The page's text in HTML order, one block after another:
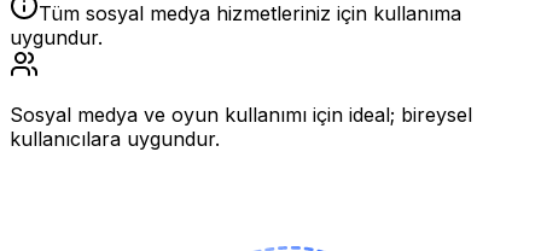
Tüm sosyal medya hizmetleriniz için kullanıma
uygundur.
Sosyal medya ve oyun kullanımı için ideal; bireysel
kullanıcılara uygundur.